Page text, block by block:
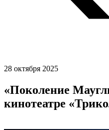
28 октября 2025
«Поколение
кинотеатре